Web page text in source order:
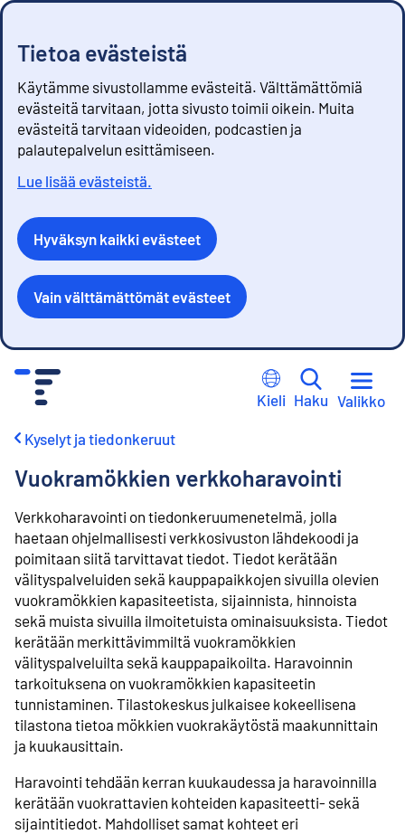
Tietoa evästeistä
Käytämme sivustollamme evästeitä. Välttämättömiä
evästeitä tarvitaan, jotta sivusto toimii oikein. Muita
evästeitä tarvitaan videoiden, podcastien ja
palautepalvelun esittämiseen.
Lue lisää evästeistä.
Hyväksyn kaikki evästeet
Vain välttämättömät evästeet
Kieli Haku Valikko
Kyselyt ja tiedonkeruut
Vuokramökkien verkkoharavointi
Verkkoharavointi on tiedonkeruumenetelmä, jolla
haetaan ohjelmallisesti verkkosivuston lähdekoodi ja
poimitaan siitä tarvittavat tiedot. Tiedot kerätään
välityspalveluiden sekä kauppapaikkojen sivuilla olevien
vuokramökkien kapasiteetista, sijainnista, hinnoista
sekä muista sivuilla ilmoitetuista ominaisuuksista. Tiedot
kerätään merkittävimmiltä vuokramökkien
välityspalveluilta sekä kauppapaikoilta. Haravoinnin
tarkoituksena on vuokramökkien kapasiteetin
tunnistaminen. Tilastokeskus julkaisee kokeellisena
tilastona tietoa mökkien vuokrakäytöstä maakunnittain
ja kuukausittain.
Haravointi tehdään kerran kuukaudessa ja haravoinnilla
kerätään vuokrattavien kohteiden kapasiteetti- sekä
sijaintitiedot. Mahdolliset samat kohteet eri